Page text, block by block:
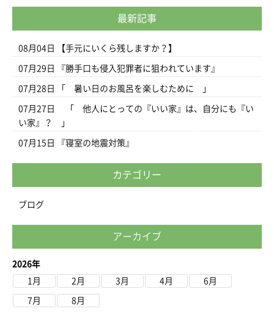
最新記事
08月04日 【手元にいくら残しますか？】
07月29日 『勝手口も侵入犯罪者に狙われています』
07月28日 「 暑い日のお風呂を楽しむために 」
07月27日
「 他人にとっての『いい家』は、自分にも『い
い家』？ 」
07月15日 『寝室の地震対策』
カテゴリー
ブログ
アーカイブ
2026年
1月
2月 3月 4月 6月
7月 8月